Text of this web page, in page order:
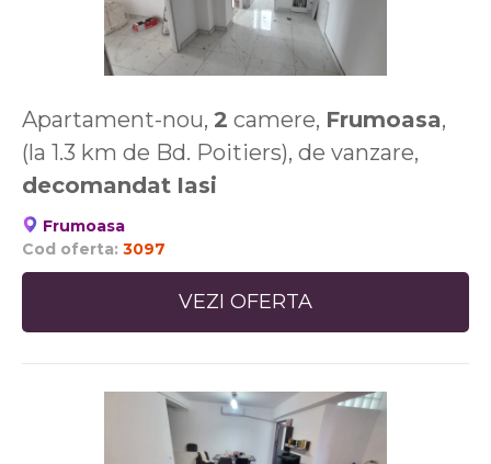
Apartament-nou, 2 camere, Frumoasa,
(la 1.3 km de Bd. Poitiers), de vanzare,
decomandat Iasi
Frumoasa
Cod oferta: 3097
VEZI OFERTA